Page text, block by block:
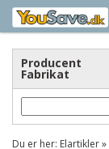
Producent
Fabrikat
Du er her: Elartikler»